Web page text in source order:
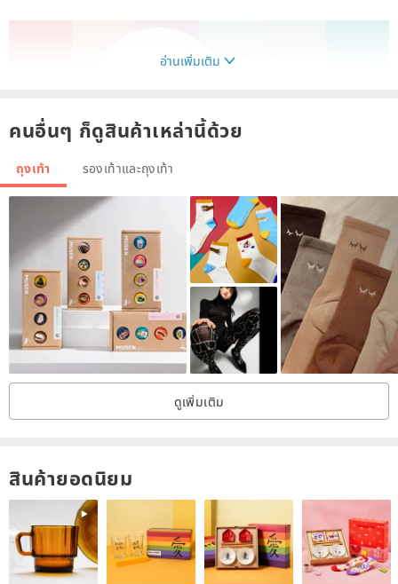
อ่านเพิ่มเติม
คนอื่นๆ ก็ดูสินค้าเหล่านี้ด้วย
ถุงเท้า รองเท้าและถุงเท้า
ดูเพิ่มเติม
สินค้ายอดนิยม